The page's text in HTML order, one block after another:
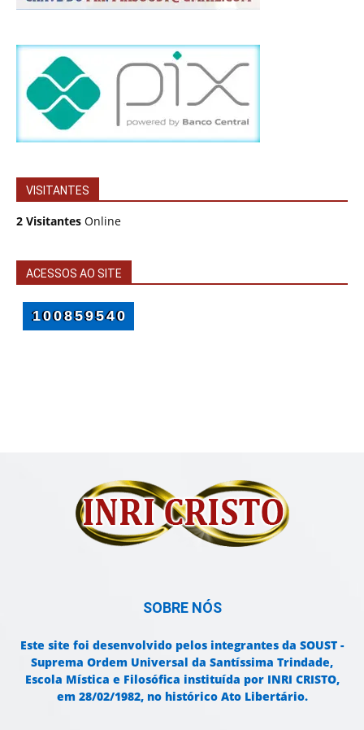
VISITANTES
2 Visitantes Online
ACESSOS AO SITE
SOBRE NÓS
Este site foi desenvolvido pelos integrantes da SOUST -
Suprema Ordem Universal da Santíssima Trindade,
Escola Mística e Filosófica instituída por INRI CRISTO,
em 28/02/1982, no histórico Ato Libertário.